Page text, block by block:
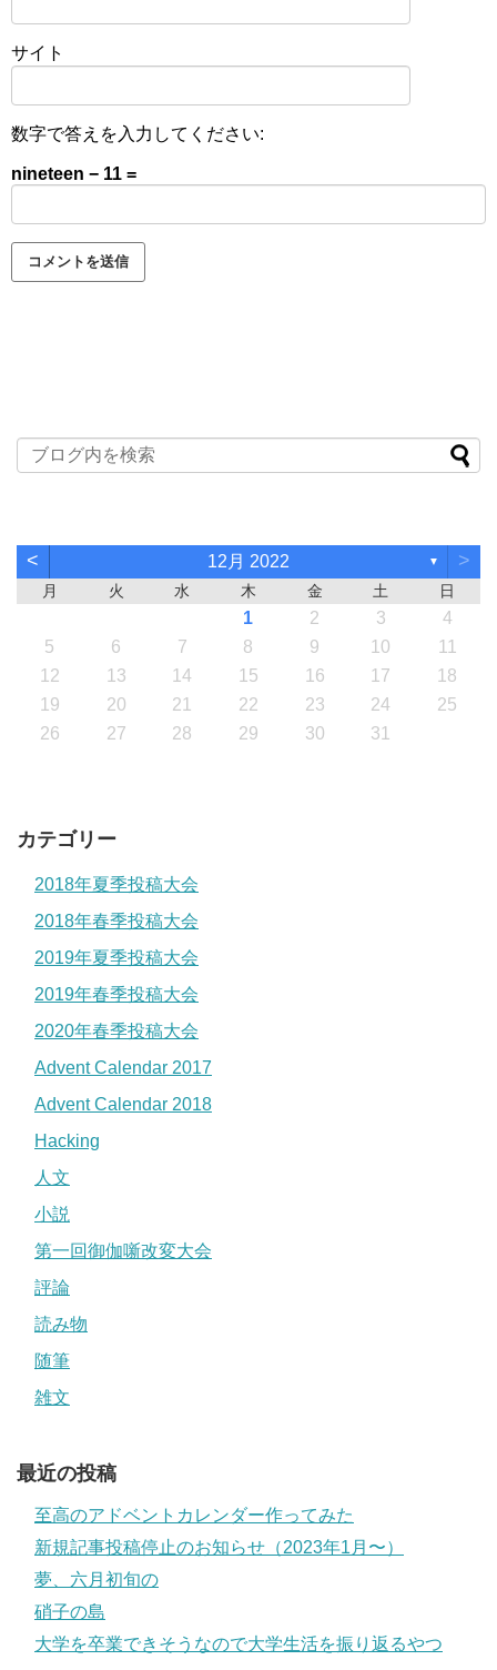
サイト
数字で答えを入力してください:
nineteen − 11 =
< 12月 2022 ▼ >
月 火 水 木 金 土 日
1 2 3
4
5
6 7 8 9 10
11
12
13 14 15 16 17
18
19
20 21 22 23 24
25
26
27 28 29 30 31
カテゴリー
2018年夏季投稿大会
2018年春季投稿大会
2019年夏季投稿大会
2019年春季投稿大会
2020年春季投稿大会
Advent Calendar 2017
Advent Calendar 2018
Hacking
人文
小説
第一回御伽噺改変大会
評論
読み物
随筆
雑文
最近の投稿
至高のアドベントカレンダー作ってみた
新規記事投稿停止のお知らせ（2023年1月〜）
夢、六月初旬の
硝子の島
大学を卒業できそうなので大学生活を振り返るやつ